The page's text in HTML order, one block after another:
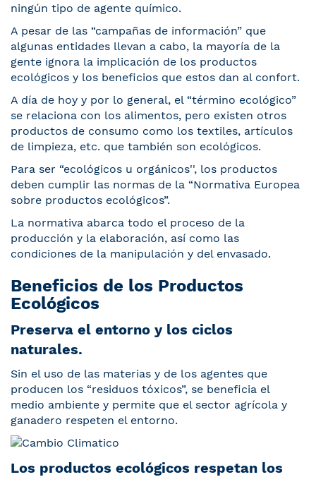
ningún tipo de agente químico.
A pesar de las “campañas de información” que
algunas entidades llevan a cabo, la mayoría de la
gente ignora la implicación de los productos
ecológicos y los beneficios que estos dan al confort.
A día de hoy y por lo general, el “término ecológico”
se relaciona con los alimentos, pero existen otros
productos de consumo como los textiles, artículos
de limpieza, etc. que también son ecológicos.
Para ser “ecológicos u orgánicos'', los productos
deben cumplir las normas de la “Normativa Europea
sobre productos ecológicos”.
La normativa abarca todo el proceso de la
producción y la elaboración, así como las
condiciones de la manipulación y del envasado.
Beneficios de los Productos
Ecológicos
Preserva el entorno y los ciclos
naturales.
Sin el uso de las materias y de los agentes que
producen los “residuos tóxicos”, se beneficia el
medio ambiente y permite que el sector agrícola y
ganadero respeten el entorno.
Los productos ecológicos respetan los